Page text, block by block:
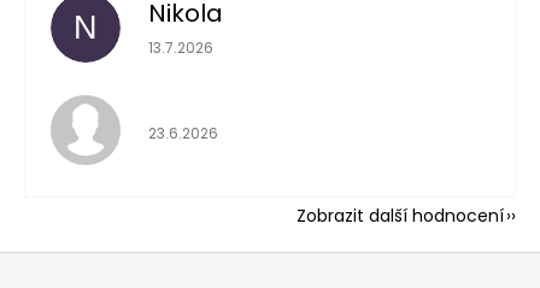
N Nikola
Hodnocení
13.7.2026
Hodnocení
23.6.2026
Zobrazit další hodnocení
Z